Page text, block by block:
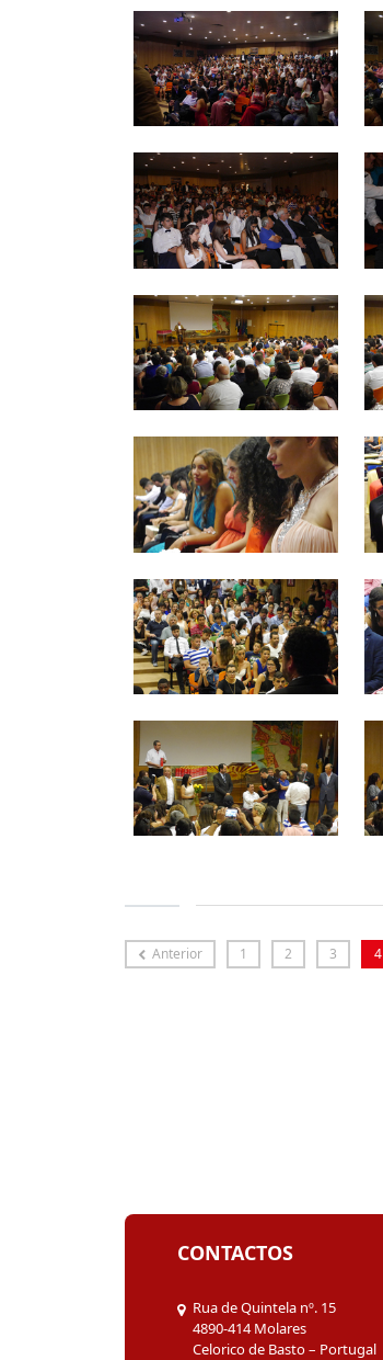
Anterior 1 2 3 4
CONTACTOS
Rua de Quintela nº. 15
4890-414 Molares
Celorico de Basto – Portugal